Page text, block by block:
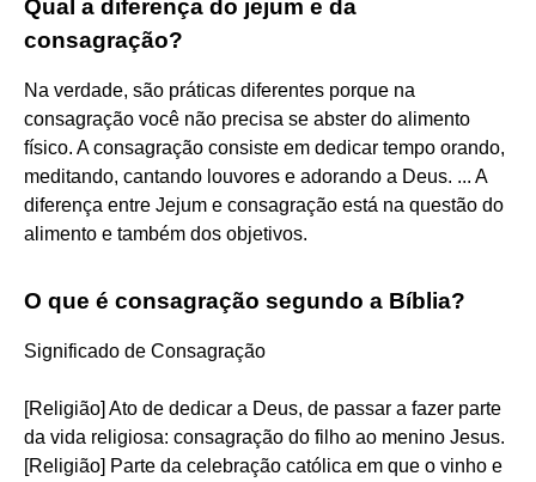
Qual a diferença do jejum e da
consagração?
Na verdade, são práticas diferentes porque na
consagração você não precisa se abster do alimento
físico. A consagração consiste em dedicar tempo orando,
meditando, cantando louvores e adorando a Deus. ... A
diferença entre Jejum e consagração está na questão do
alimento e também dos objetivos.
O que é consagração segundo a Bíblia?
Significado de Consagração
[Religião] Ato de dedicar a Deus, de passar a fazer parte
da vida religiosa: consagração do filho ao menino Jesus.
[Religião] Parte da celebração católica em que o vinho e